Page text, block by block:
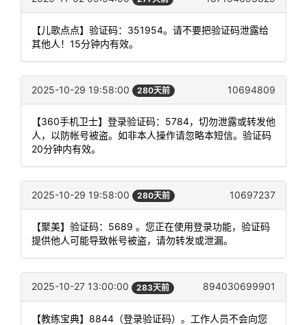
【儿歌点点】验证码：351954。请不要把验证码泄露给
其他人！15分钟内有效。
2025-10-29 19:58:00 280天前 10694809
【360手机卫士】登录验证码：5784，切勿泄露或转发他
人，以防帐号被盗。如非本人操作请忽略本短信。验证码
20分钟内有效。
2025-10-29 19:58:00 280天前 10697237
【聚美】验证码：5689 。您正在使用登录功能，验证码
提供他人可能导致帐号被盗，请勿转发或泄漏。
2025-10-27 13:00:00 283天前 894030699901
【教练宝典】8844（登录验证码）。工作人员不会向您